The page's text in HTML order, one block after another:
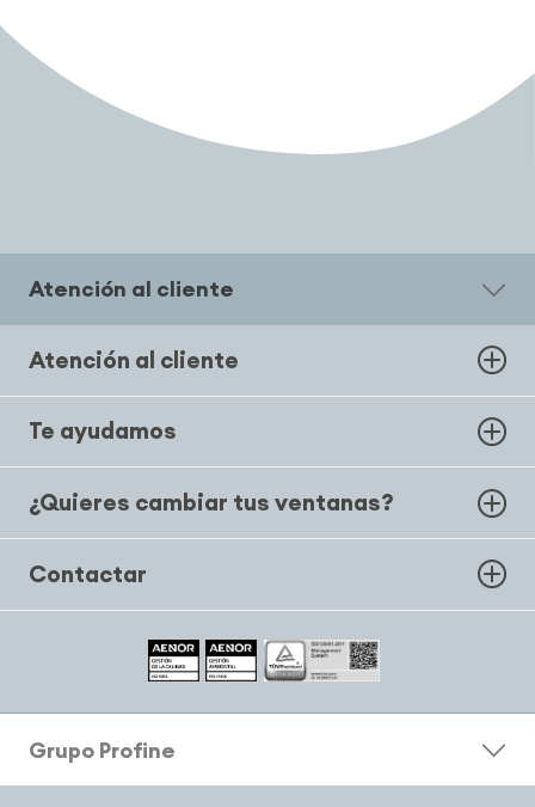
Atención al cliente
Atención al cliente
Te ayudamos
¿Quieres cambiar tus ventanas?
Contactar
Grupo Profine